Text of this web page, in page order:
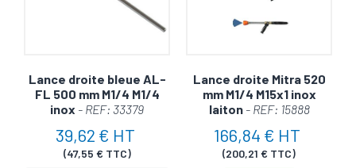
Lance droite bleue AL-
FL 500 mm M1/4 M1/4
inox - REF: 33379
39,62 € HT
(47,55 € TTC)
Lance droite Mitra 520
mm M1/4 M15x1 inox
laiton - REF: 15888
166,84 € HT
(200,21 € TTC)